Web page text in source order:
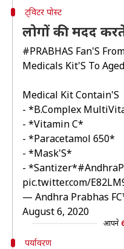
ट्विटर पोस्ट
लोगों की मदद
#PRABHAS Fan'S
Medicals Kit'S To
Medical Kit Contain'S
- *B.Complex
- *Vitamin C*
- *Paracetamol 650*
- *Mask'S*
- *Santizer*
pic.twitter.com/
— Andhra Prabhas
August 6, 2020
आपने
पर्यावरण